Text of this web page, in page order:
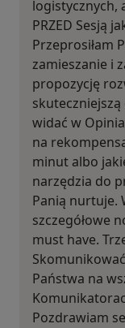
logistycznych,
PRZED Sesją
Przeprosiłam
zamieszanie i
propozycję
widać w
na
minut albo
narzędzia do
Panią nurtuje.
szczegółowe
must have.
Państwa na
Pozdrawiam